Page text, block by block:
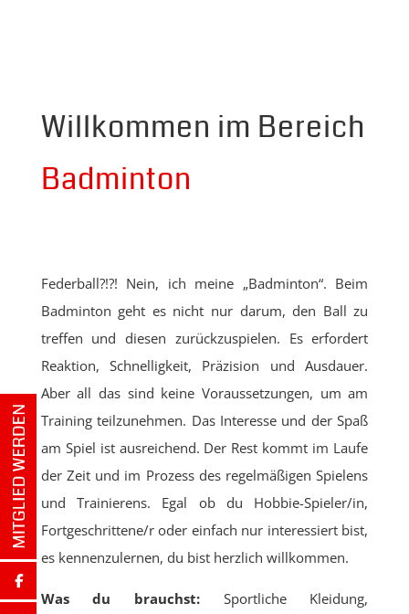
Willkommen im Bereich
Badminton
Federball?!?! Nein, ich meine „Badminton“. Beim
Badminton geht es nicht nur darum, den Ball zu
treffen und diesen zurückzuspielen. Es erfordert
Reaktion, Schnelligkeit, Präzision und Ausdauer.
Aber all das sind keine Voraussetzungen, um am
Training teilzunehmen. Das Interesse und der Spaß
am Spiel ist ausreichend. Der Rest kommt im Laufe
der Zeit und im Prozess des regelmäßigen Spielens
und Trainierens. Egal ob du Hobbie-Spieler/in,
Fortgeschrittene/r oder einfach nur interessiert bist,
es kennenzulernen, du bist herzlich willkommen.
Was du brauchst: Sportliche Kleidung,